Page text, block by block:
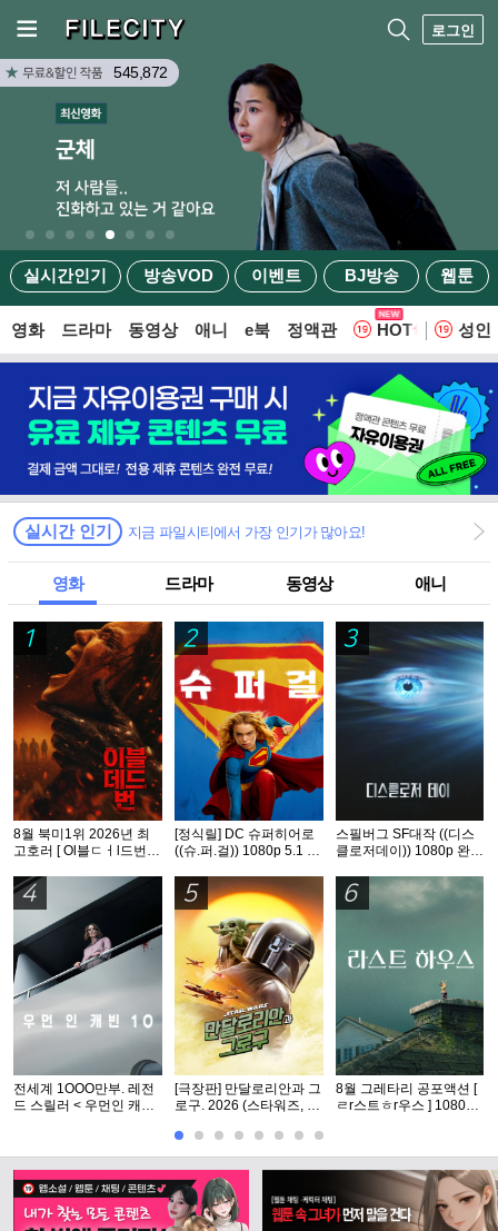
로그인
실시간인기 방송VOD 이벤트 BJ방송 웹툰
545,872
영화 드라마 동영상 애니 e북 정액관 HOT 웹
성인
실시간 인기 지금 파일시티에서 가장 인기가 많아요!
영화 드라마 동영상 애니
1
8월 북미1위 2026년 최
고호러 [ Ol블ㄷㅓl드번 ]
2
[정식릴] DC 슈퍼히어로
((슈.퍼.걸)) 1080p 5.1 공
3
스필버그 SF대작 ((디스
클로저데이)) 1080p 완벽
4
전세계 1OOO만부. 레전
드 스릴러 < 우먼인 캐빈
5
[극장판] 만달로리안과 그
로구. 2026 (스타워즈, 12
6
8월 그레타리 공포액션 [
ㄹr스트ㅎr우스 ] 1080p